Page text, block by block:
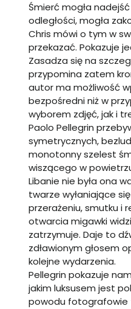
Śmierć mogła
odległości, mogła
Chris mówi o tym w
przekazać. Pokazuje
Zasadza się na
przypomina zatem
autor ma możliwość
bezpośredni niż w
wyborem zdjęć, jak i
Paolo Pellegrin
symetrycznych,
monotonny szelest
wiszącego w
Libanie nie była ona
twarze wyłaniające
przerażeniu, smutku i
otwarcia migawki
zatrzymuje. Daje to
zdławionym głosem
kolejne wydarzenia.
Pellegrin pokazuje
jakim luksusem jest
powodu fotografowie